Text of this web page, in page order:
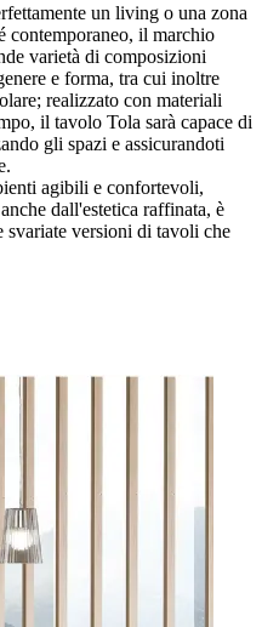
un living o una zona
contemporaneo, il marchio
varietà di composizioni
e forma, tra cui inoltre
realizzato con materiali
il tavolo Tola sarà capace di
gli spazi e assicurandoti
agibili e confortevoli,
dall'estetica raffinata, è
svariate versioni di tavoli che
in ambienti di differenti
sempre disponibile;
Tola qui disponibile va da
perciò ideale per
qualità pratiche degli stessi:
verranno collocati.
Tola, è disponibile un
in legno, perfetto per
spazi abitativi di qualunque
di avere una superficie di
disponibile; questo